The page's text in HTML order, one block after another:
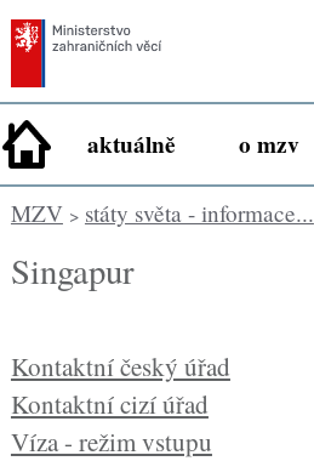
aktuálně o mzv
MZV> státy světa - informace...
Singapur
Kontaktní český úřad
Kontaktní cizí úřad
Víza - režim vstupu